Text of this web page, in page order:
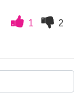
1
2